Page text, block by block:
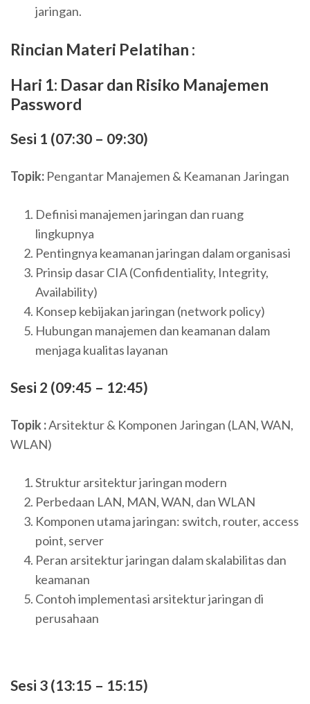
jaringan.
Rincian Materi Pelatihan :
Hari 1: Dasar dan Risiko Manajemen
Password
Sesi 1 (07:30 – 09:30)
Topik: Pengantar Manajemen & Keamanan Jaringan
Definisi manajemen jaringan dan ruang
lingkupnya
Pentingnya keamanan jaringan dalam organisasi
Prinsip dasar CIA (Confidentiality, Integrity,
Availability)
Konsep kebijakan jaringan (network policy)
Hubungan manajemen dan keamanan dalam
menjaga kualitas layanan
Sesi 2 (09:45 – 12:45)
Topik :Arsitektur & Komponen Jaringan (LAN, WAN,
WLAN)
Struktur arsitektur jaringan modern
Perbedaan LAN, MAN, WAN, dan WLAN
Komponen utama jaringan: switch, router, access
point, server
Peran arsitektur jaringan dalam skalabilitas dan
keamanan
Contoh implementasi arsitektur jaringan di
perusahaan
Sesi 3 (13:15 – 15:15)